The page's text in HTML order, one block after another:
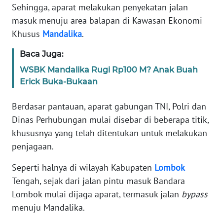
Sehingga, aparat melakukan penyekatan jalan
masuk menuju area balapan di Kawasan Ekonomi
Khusus Mandalika.
Baca Juga:
WSBK Mandalika Rugi Rp100 M? Anak Buah
Erick Buka-Bukaan
Berdasar pantauan, aparat gabungan TNI, Polri dan
Dinas Perhubungan mulai disebar di beberapa titik,
khususnya yang telah ditentukan untuk melakukan
penjagaan.
Seperti halnya di wilayah Kabupaten Lombok
Tengah, sejak dari jalan pintu masuk Bandara
Lombok mulai dijaga aparat, termasuk jalan bypass
menuju Mandalika.
Informasi
INDEKS
BERITA
KAMI
IKLAN
TENTANG
KAMI
PEDOMAN
MEDIA
SIBER